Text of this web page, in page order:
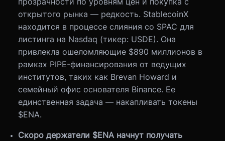
открытого рынка — редкость. StablecoinX
находится в процессе слияния со SPAC для
листинга на Nasdaq (тикер: USDE). Она
привлекла ошеломляющие $890 миллионов в
рамках PIPE-финансирования от ведущих
институтов, таких как Brevan Howard и
семейный офис основателя Binance. Ее
единственная задача — накапливать токены
$ENA.
Скоро держатели $ENA начнут получать